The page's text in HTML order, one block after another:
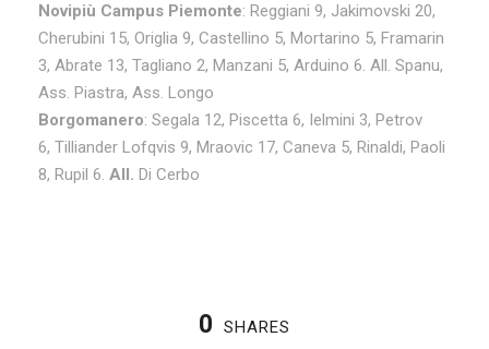
Novipiù Campus Piemonte: Reggiani 9, Jakimovski 20,
Cherubini 15, Origlia 9, Castellino 5, Mortarino 5, Framarin
3, Abrate 13, Tagliano 2, Manzani 5, Arduino 6. All. Spanu,
Ass. Piastra, Ass. Longo
Borgomanero: Segala 12, Piscetta 6, Ielmini 3, Petrov
6, Tilliander Lofqvis 9, Mraovic 17, Caneva 5, Rinaldi, Paoli
8, Rupil 6. All. Di Cerbo
0 SHARES